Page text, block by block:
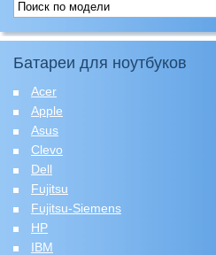
Батареи для ноутбуков
Acer
Apple
Asus
Clevo
Dell
Fujitsu
Fujitsu-Siemens
HP
IBM